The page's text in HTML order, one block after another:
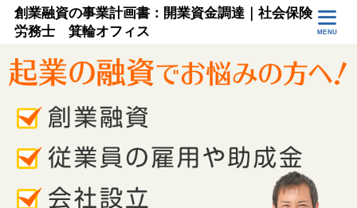
創業融資の事業計画書：開業資金調達｜社会保険
労務士 箕輪オフィス
MENU